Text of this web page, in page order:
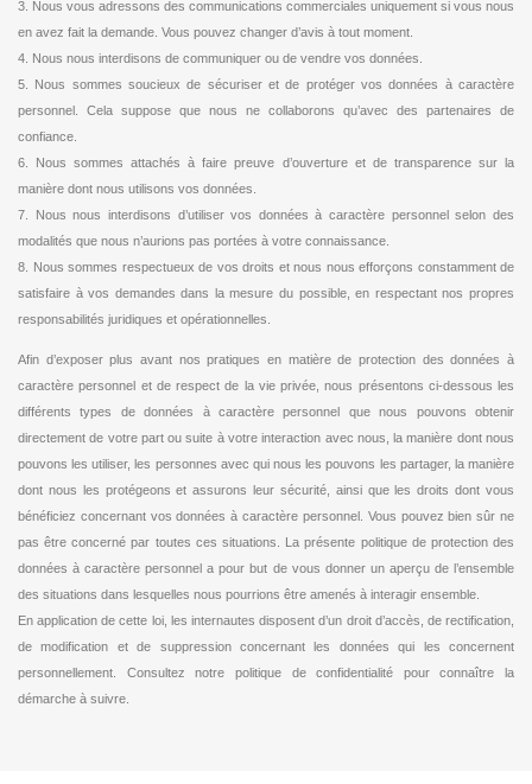
3. Nous vous adressons des communications commerciales uniquement si vous nous
en avez fait la demande. Vous pouvez changer d’avis à tout moment.
4. Nous nous interdisons de communiquer ou de vendre vos données.
5. Nous sommes soucieux de sécuriser et de protéger vos données à caractère
personnel. Cela suppose que nous ne collaborons qu’avec des partenaires de
confiance.
6. Nous sommes attachés à faire preuve d’ouverture et de transparence sur la
manière dont nous utilisons vos données.
7. Nous nous interdisons d’utiliser vos données à caractère personnel selon des
modalités que nous n’aurions pas portées à votre connaissance.
8. Nous sommes respectueux de vos droits et nous nous efforçons constamment de
satisfaire à vos demandes dans la mesure du possible, en respectant nos propres
responsabilités juridiques et opérationnelles.
Afin d’exposer plus avant nos pratiques en matière de protection des données à
caractère personnel et de respect de la vie privée, nous présentons ci-dessous les
différents types de données à caractère personnel que nous pouvons obtenir
directement de votre part ou suite à votre interaction avec nous, la manière dont nous
pouvons les utiliser, les personnes avec qui nous les pouvons les partager, la manière
dont nous les protégeons et assurons leur sécurité, ainsi que les droits dont vous
bénéficiez concernant vos données à caractère personnel. Vous pouvez bien sûr ne
pas être concerné par toutes ces situations. La présente politique de protection des
données à caractère personnel a pour but de vous donner un aperçu de l’ensemble
des situations dans lesquelles nous pourrions être amenés à interagir ensemble.
En application de cette loi, les internautes disposent d’un droit d’accès, de rectification,
de modification et de suppression concernant les données qui les concernent
personnellement. Consultez notre politique de confidentialité pour connaître la
démarche à suivre.